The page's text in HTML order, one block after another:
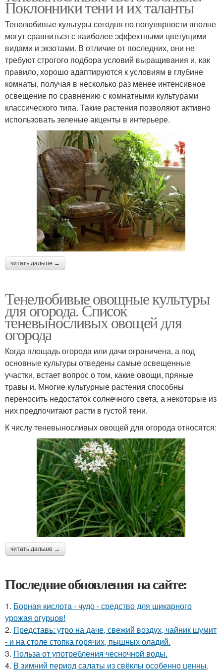
Поклонники тени и их таланты
Тенелюбивые культуры сегодня по популярности вполне
могут сравниться с наиболее эффектными цветущими
видами и экзотами. В отличие от последних, они не
требуют строгого подбора условий выращивания и, как
правило, хорошо адаптируются к условиям в глубине
комнаты, получая в несколько раз менее интенсивное
освещение по сравнению с комнатными культурами
классического типа. Такие растения позволяют активно
использовать зеленые акценты в интерьере.
читать дальше →
Тенелюбивые овощные культуры
для огорода. Список
теневыносливых овощей для
огорода
Когда площадь огорода или дачи ограничена, а под
основные культуры отведены самые освещенные
участки, встает вопрос о том, какие овощи, пряные
травы и. Многие культурные растения способны
переносить недостаток солнечного света, а некоторые из
них предпочитают расти в густой тени.
К числу теневыносливых овощей для огорода относятся:
читать дальше →
Последние обновления на сайте:
1. Борная кислота - чудо - средство для шикарного
урожая огурцов!
2. Представь: утро на даче, свежий воздух, чайник шумит
- и на столе стопка горячих, пышных оладий.
3. Польза от употребления чесночной воды.
4. В зимний период салаты из свёклы особенно ценны,